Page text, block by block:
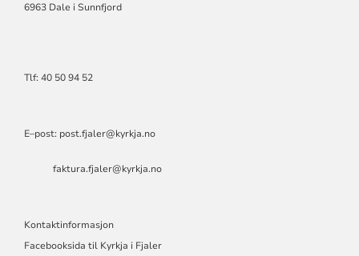
6963 Dale i Sunnfjord
Tlf: 40 50 94 52
E–post: post.fjaler@kyrkja.no
faktura.fjaler@kyrkja.no
Kontaktinformasjon
Facebooksida til Kyrkja i Fjaler